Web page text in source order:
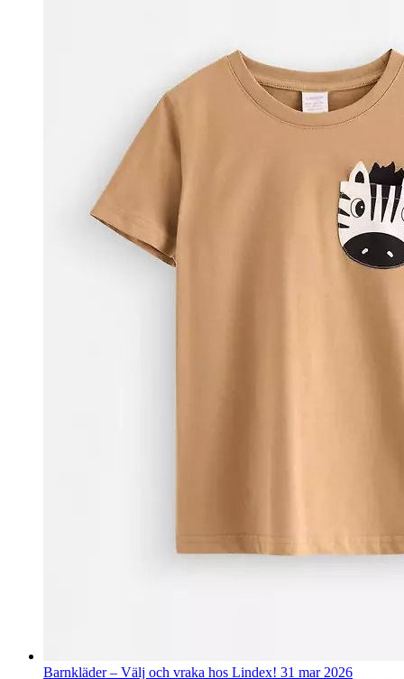
Barnkläder – Välj och vraka hos Lindex! 31 mar 2026